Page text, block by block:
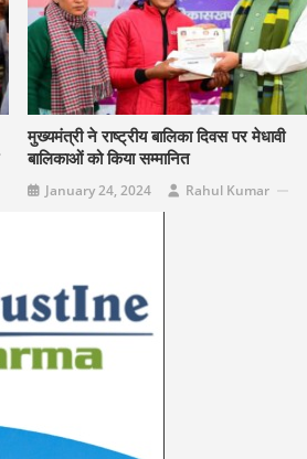
मुख्यमंत्री ने राष्ट्रीय बालिका दिवस पर मेधावी
बालिकाओं को किया सम्मानित
January 24, 2024 Rahul Kumar